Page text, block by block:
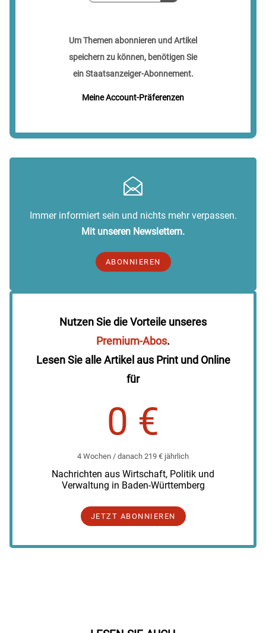
Um Themen abonnieren und Artikel
speichern zu können, benötigen Sie
ein Staatsanzeiger-Abonnement.
Meine Account-Präferenzen
Immer informiert sein und nichts mehr verpassen.
Mit unseren Newslettern.
ABONNIEREN
Nutzen Sie die Vorteile unseres
Premium-Abos.
Lesen Sie alle Artikel aus Print und Online
für
0 €
4 Wochen / danach 219 € jährlich
Nachrichten aus Wirtschaft, Politik und
Verwaltung in Baden-Württemberg
JETZT ABONNIEREN